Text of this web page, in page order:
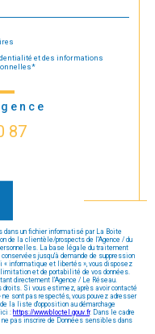
et des informations
87
un fichier informatisé par La Boite
de la clientèle/prospects de l'Agence / du
La base légale du traitement
jusqu'à demande de suppression
« informatique et libertés », vous disposez
limitation et de portabilité de vos données.
directement l’Agence / Le Réseau.
droits. Si vous estimez, après avoir contacté
sont pas respectés, vous pouvez adresser
la liste d'opposition au démarchage
ici :https://www.bloctel.gouv.fr. Dans le cadre
pas inscrire de Données sensibles dans